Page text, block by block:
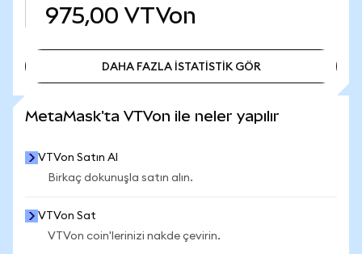
975,00 VTVon
DAHA FAZLA İSTATİSTİK GÖR
MetaMask'ta VTVon ile neler yapılır
VTVon Satın Al
Birkaç dokunuşla satın alın.
VTVon Sat
VTVon coin'lerinizi nakde çevirin.